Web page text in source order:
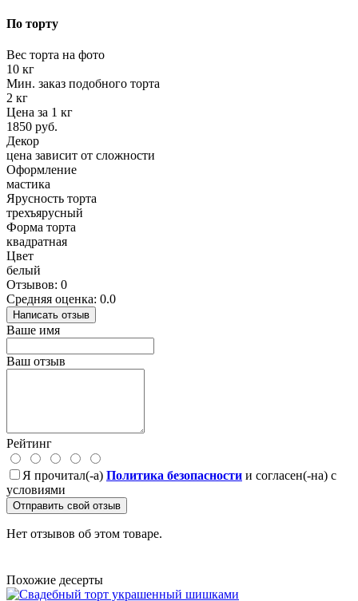
По торту
Вес торта на фото
10 кг
Мин. заказ подобного торта
2 кг
Цена за 1 кг
1850 руб.
Декор
цена зависит от сложности
Оформление
мастика
Ярусность торта
трехъярусный
Форма торта
квадратная
Цвет
белый
Отзывов: 0
Средняя оценка: 0.0
Написать отзыв
Ваше имя
Ваш отзыв
Рейтинг
Я прочитал(-а) Политика безопасности и согласен(-на) с
условиями
Отправить свой отзыв
Нет отзывов об этом товаре.
Похожие десерты